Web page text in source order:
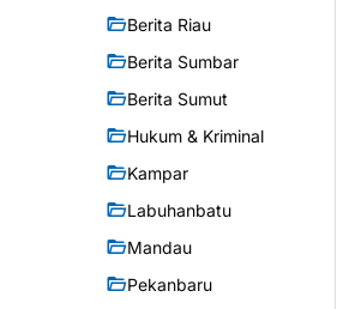
Berita Riau
Berita Sumbar
Berita Sumut
Hukum & Kriminal
Kampar
Labuhanbatu
Mandau
Pekanbaru